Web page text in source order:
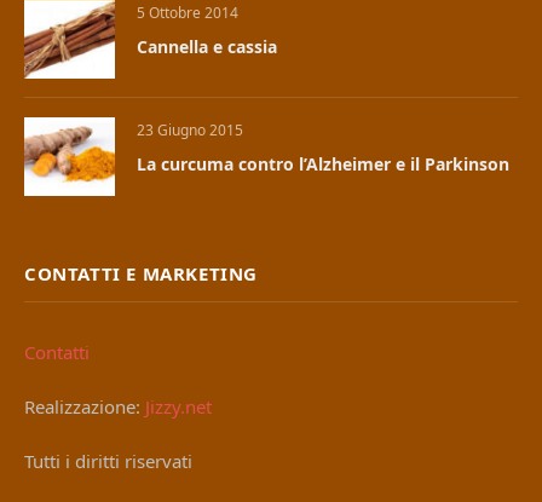
5 Ottobre 2014
Cannella e cassia
23 Giugno 2015
La curcuma contro l’Alzheimer e il Parkinson
CONTATTI E MARKETING
Contatti
Realizzazione: Jizzy.net
Tutti i diritti riservati